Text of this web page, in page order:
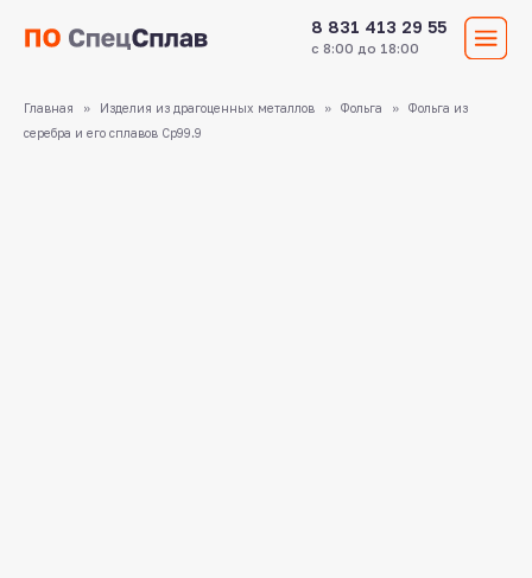
8 831 413 29 55
Главная Изделия из драгоценных металлов Фольга
Фольга из
серебра и его сплавов Ср99.9